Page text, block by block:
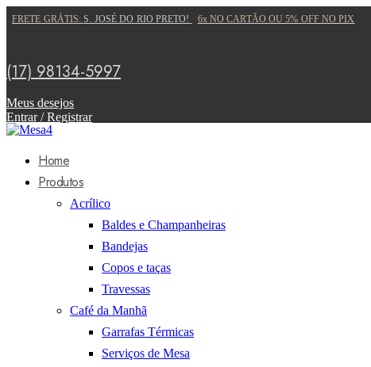
FRETE GRÁTIS:S. JOSÉ DO RIO PRETO! 6x NO CARTÃO OU 5% OFF NO PIX
(17) 98134-5997
Meus desejos
Entrar / Registrar
Home
Produtos
Acrílico
Baldes e Champanheiras
Bandejas
Copos e taças
Travessas
Café da Manhã
Garrafas Térmicas
Serviços de Mesa